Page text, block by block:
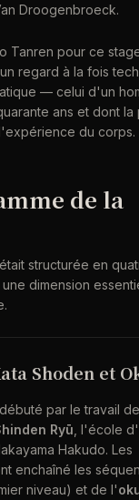
Droogenbroeck.
Tanren pour ce
regard à la fois
— celui d'un
ans et dont
du corps.
de la
structurée en
dimension
Shoden et
par le travail
Ryū , l'école
Hakudo. Les
enchaîné les
niveau) et de l'